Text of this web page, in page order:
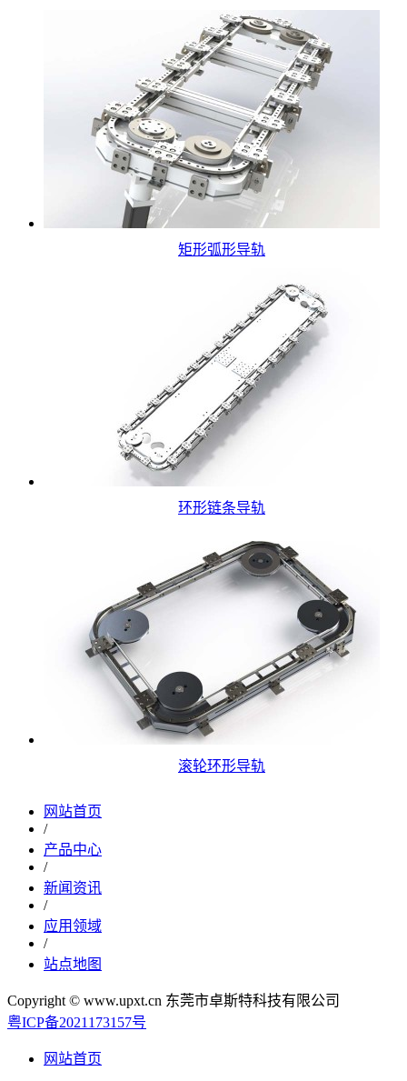
矩形弧形导轨
环形链条导轨
滚轮环形导轨
网站首页
/
产品中心
/
新闻资讯
/
应用领域
/
站点地图
Copyright © www.upxt.cn 东莞市卓斯特科技有限公司
粤ICP备2021173157号
网站首页